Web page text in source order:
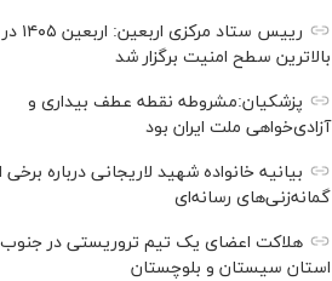
رییس ستاد مرکزی اربعین: اربعین ۱۴۰۵ در
بالاترین سطح امنیت برگزار شد
پزشکیان:مشروطه نقطه عطف بیداری و
آزادی‌خواهی ملت ایران بود
بیانیه خانواده شهید لاریجانی درباره برخی
گمانه‌زنی‌های رسانه‌ای
هلاکت اعضای یک تیم تروریستی در جنوب
استان سیستان و بلوچستان